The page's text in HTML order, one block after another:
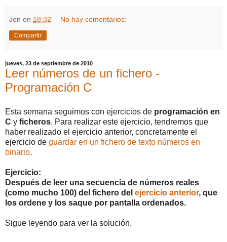
Jon en 18:32 No hay comentarios:
Compartir
jueves, 23 de septiembre de 2010
Leer números de un fichero -
Programación C
Esta semana seguimos con ejercicios de programación en
C y ficheros. Para realizar este ejercicio, tendremos que
haber realizado el ejercicio anterior, concretamente el
ejercicio de guardar en un fichero de texto números en
binario.
Ejercicio:
Después de leer una secuencia de números reales
(como mucho 100) del fichero del ejercicio anterior, que
los ordene y los saque por pantalla ordenados.
Sigue leyendo para ver la solución.